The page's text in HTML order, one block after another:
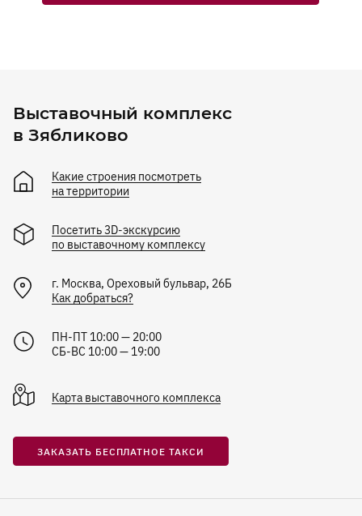
Выставочный комплекс
в Зябликово
Какие строения посмотреть
на территории
Посетить 3D-экскурсию
по выставочному комплексу
г. Москва, Ореховый бульвар, 26Б
Как добраться?
ПН-ПТ 10:00 — 20:00
СБ-ВС 10:00 — 19:00
Карта выставочного комплекса
ЗАКАЗАТЬ БЕСПЛАТНОЕ ТАКСИ